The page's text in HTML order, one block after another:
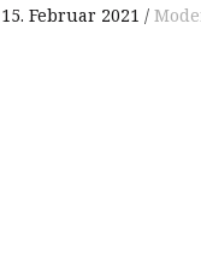
15. Februar 2021